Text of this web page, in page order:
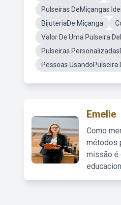
Pulseiras DeMiçangas
BijuteriaDe Miçanga
Valor De Uma Pulseira
Pulseiras
Pessoas UsandoPulseira
Emelie
Como
métodos
missão é